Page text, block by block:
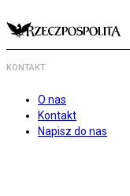
KONTAKT
O nas
Kontakt
Napisz do nas